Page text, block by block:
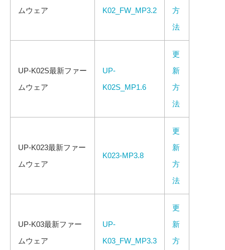
ムウェア K02_FW_MP3.2
方
法
UP-K02S最新ファー
ムウェア
UP-
K02S_MP1.6
更
新
方
法
UP-K023最新ファー
ムウェア
K023-MP3.8
更
新
方
法
UP-K03最新ファー
ムウェア
UP-
K03_FW_MP3.3
更
新
方